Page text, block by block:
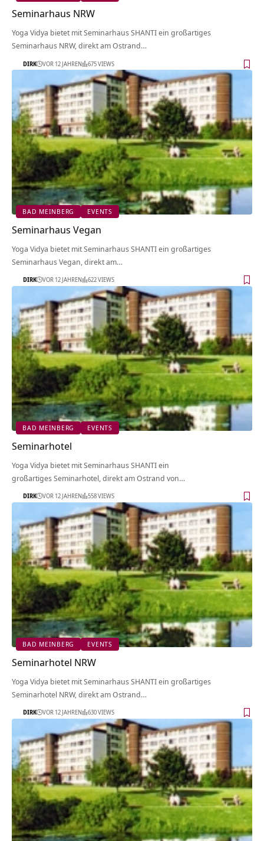
Seminarhaus NRW
Yoga Vidya bietet mit Seminarhaus SHANTI ein großartiges
Seminarhaus NRW, direkt am Ostrand…
DIRK VOR 12 JAHREN 675 VIEWS
BAD MEINBERG EVENTS
Seminarhaus Vegan
Yoga Vidya bietet mit Seminarhaus SHANTI ein großartiges
Seminarhaus Vegan, direkt am…
DIRK VOR 12 JAHREN 622 VIEWS
BAD MEINBERG EVENTS
Seminarhotel
Yoga Vidya bietet mit Seminarhaus SHANTI ein
großartiges Seminarhotel, direkt am Ostrand von…
DIRK VOR 12 JAHREN 558 VIEWS
BAD MEINBERG EVENTS
Seminarhotel NRW
Yoga Vidya bietet mit Seminarhaus SHANTI ein großartiges
Seminarhotel NRW, direkt am Ostrand…
DIRK VOR 12 JAHREN 630 VIEWS